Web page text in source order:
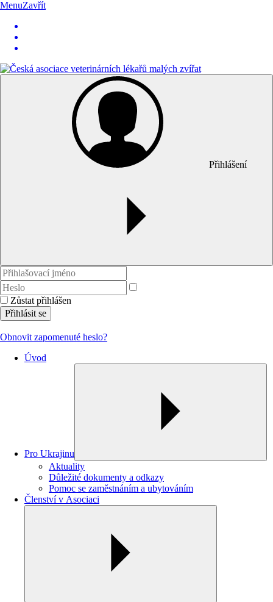
MenuZavřít
Přihlášení
Zůstat přihlášen
Přihlásit se
Obnovit zapomenuté heslo?
Úvod
Pro Ukrajinu
Aktuality
Důležité dokumenty a odkazy
Pomoc se zaměstnáním a ubytováním
Členství v Asociaci